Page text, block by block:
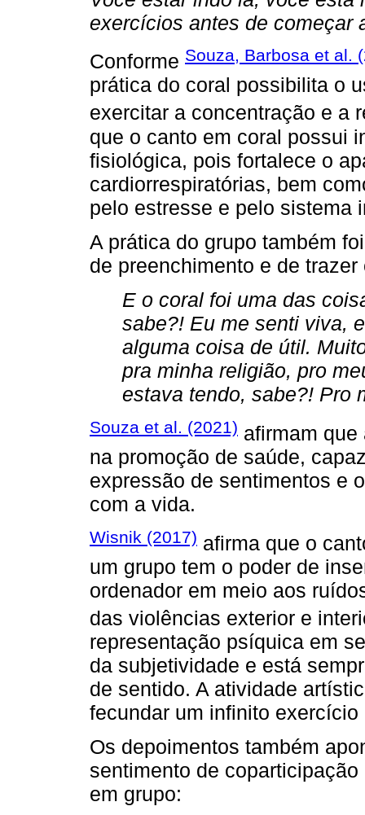
exercícios antes de começar
Conforme Souza, Barbosa et al.
prática do coral possibilita o
exercitar a concentração e a
que o canto em coral possui
fisiológica, pois fortalece o
cardiorrespiratórias, bem
pelo estresse e pelo sistema
A prática do grupo também
de preenchimento e de
E o coral foi uma das
sabe?! Eu me senti viva,
alguma coisa de útil.
pra minha religião, pro
estava tendo, sabe?! Pro
Souza et al. (2021) afirmam
na promoção de saúde,
expressão de sentimentos e
com a vida.
Wisnik (2017) afirma que o
um grupo tem o poder de
ordenador em meio aos
das violências exterior e
representação psíquica em
da subjetividade e está
de sentido. A atividade
fecundar um infinito
Os depoimentos também
sentimento de
em grupo: